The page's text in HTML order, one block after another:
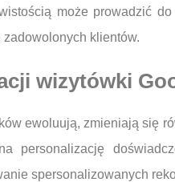
może prowadzić
klientów.
wizytówki
ewoluują, zmieniają się
personalizację
spersonalizowanych